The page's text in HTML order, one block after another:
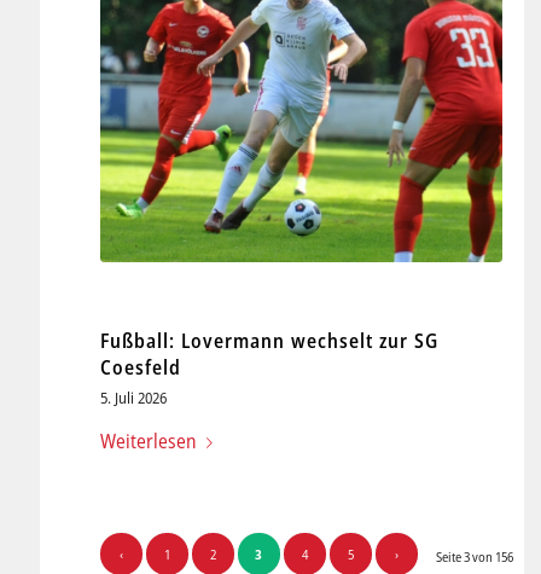
Fußball: Lovermann wechselt zur SG
Coesfeld
5. Juli 2026
Weiterlesen
Seite 3 von 156
‹ 1 2 3 4 5 ›